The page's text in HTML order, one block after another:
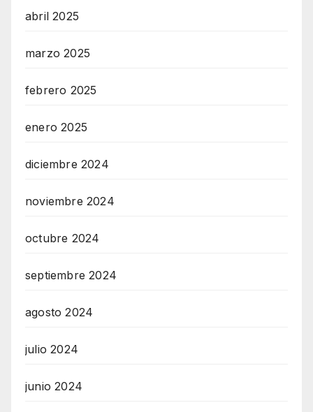
abril 2025
marzo 2025
febrero 2025
enero 2025
diciembre 2024
noviembre 2024
octubre 2024
septiembre 2024
agosto 2024
julio 2024
junio 2024